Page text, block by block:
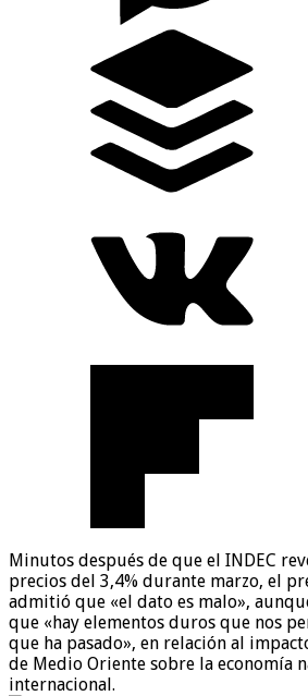
Minutos después de que el INDEC
precios del 3,4% durante marzo, el
admitió que «el dato es malo»,
que «hay elementos duros que nos
que ha pasado», en relación al
de Medio Oriente sobre la economía
internacional.